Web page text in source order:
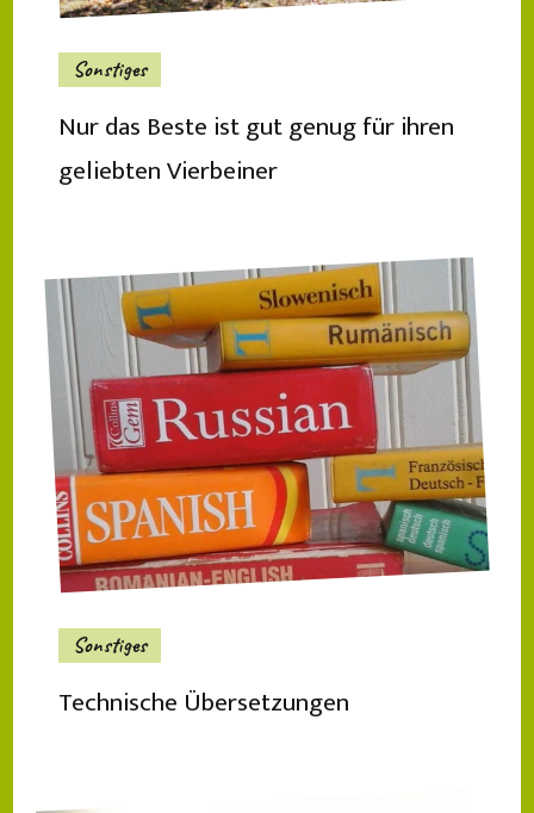
Sonstiges
Nur das Beste ist gut genug für ihren
geliebten Vierbeiner
Sonstiges
Technische Übersetzungen